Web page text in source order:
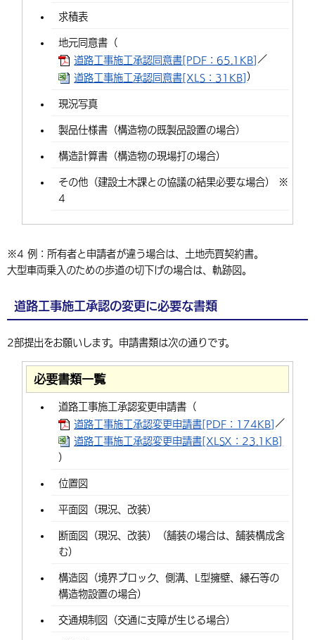
求積表
地元同意書（
道路工事施工承認同意書[PDF：65.1KB] ／
道路工事施工承認同意書[XLS：31KB] ）
現況写真
製品仕様書（構造物の既製品設置の場合）
構造計算書（構造物の現場打の場合）
その他（建設土木課との協議の結果必要な場合） ※
4
※4 例：所有者と申請者が違う場合は、土地売買契約書。
大型車両乗入のための歩道の切下げの場合は、軌跡図。
道路工事施工承認の変更に必要な書類
2部提出をお願いします。申請書類は次の通りです。
必要書類一覧
道路工事施工承認変更申請書（
道路工事施工承認変更申請書[PDF：174KB] ／
道路工事施工承認変更申請書[XLSX：23.1KB]
）
位置図
平面図（現況、改装）
断面図（現況、改装）（舗装の場合は、舗装構成含
む）
構造図（境界ブロック、側溝、L型擁壁、縁石等の
構造物設置の場合）
交通規制図（交通に支障が生じる場合）